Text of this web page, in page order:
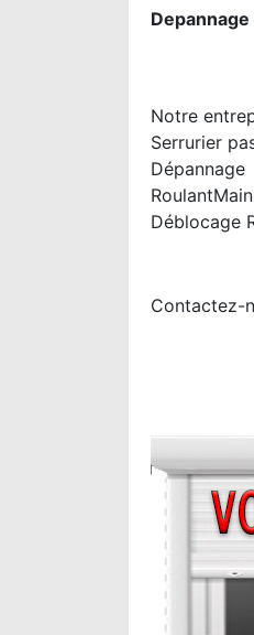
Notre
Serrurier
Déblocage
Contactez-